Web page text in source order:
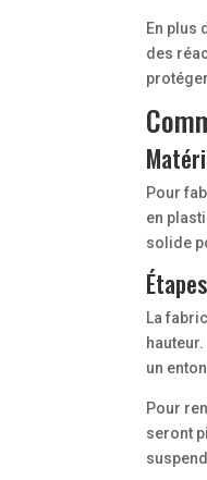
En plus
des
Pour
en
solide
La
un
Pour
seront